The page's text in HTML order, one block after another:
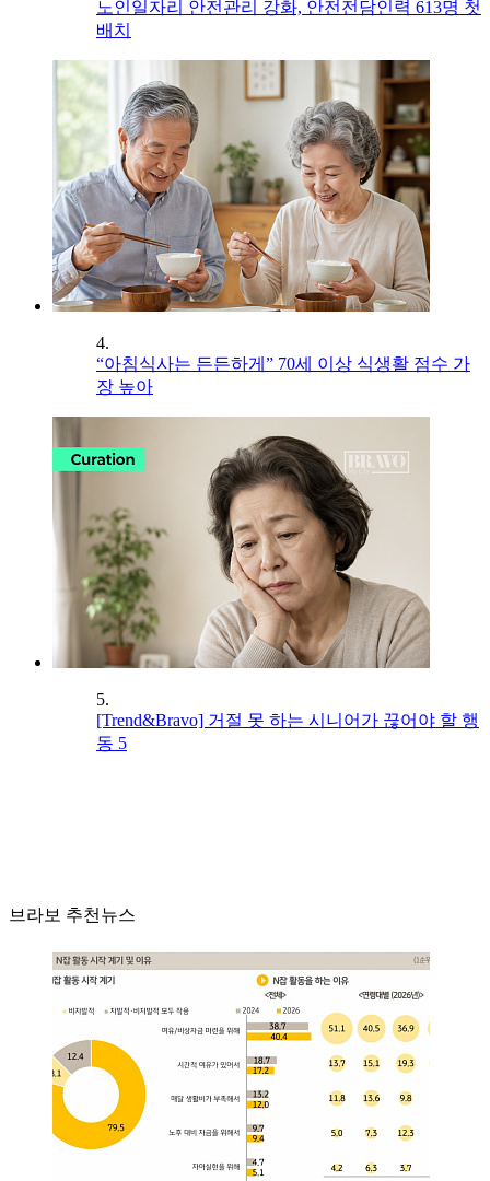
노인일자리 안전관리 강화, 안전전담인력 613명 첫
배치
4.
“아침식사는 든든하게” 70세 이상 식생활 점수 가
장 높아
5.
[Trend&Bravo] 거절 못 하는 시니어가 끊어야 할 행
동 5
브라보 추천뉴스